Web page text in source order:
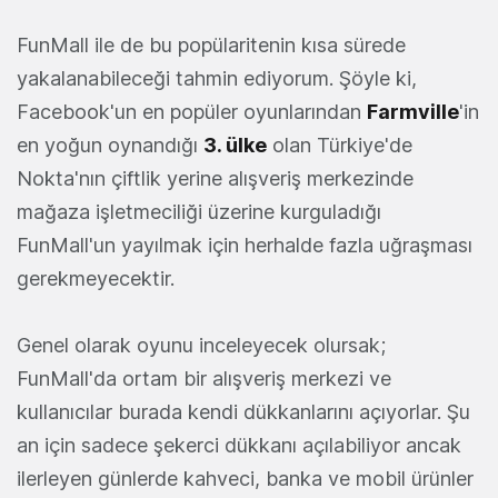
FunMall ile de bu popülaritenin kısa sürede
yakalanabileceği tahmin ediyorum. Şöyle ki,
Facebook'un en popüler oyunlarından Farmville'in
en yoğun oynandığı 3. ülke olan Türkiye'de
Nokta'nın çiftlik yerine alışveriş merkezinde
mağaza işletmeciliği üzerine kurguladığı
FunMall'un yayılmak için herhalde fazla uğraşması
gerekmeyecektir.
Genel olarak oyunu inceleyecek olursak;
FunMall'da ortam bir alışveriş merkezi ve
kullanıcılar burada kendi dükkanlarını açıyorlar. Şu
an için sadece şekerci dükkanı açılabiliyor ancak
ilerleyen günlerde kahveci, banka ve mobil ürünler